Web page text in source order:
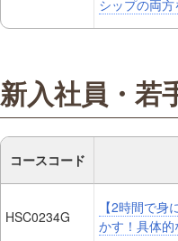
シップの両
新入社員・若
コースコード
HSC0234G
【2時間で
かす！具体